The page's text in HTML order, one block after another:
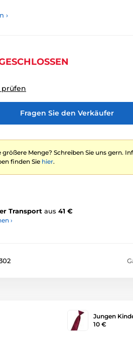
›
Fragen Sie den Verkäufer
größere Menge? Schreiben Sie uns gern.
finden Sie hier.
Transport aus 41 €
›
Jungen
10 €